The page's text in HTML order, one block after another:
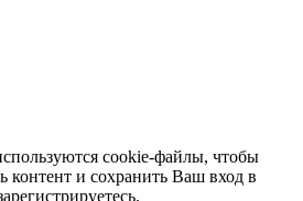
cookie-файлы, чтобы
контент и сохранить Ваш вход в